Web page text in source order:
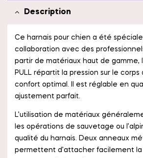
Description
Ce harnais pour chien a été
collaboration avec des
partir de matériaux haut de gamme,
PULL répartit la pression sur le corps
confort optimal. Il est réglable en
ajustement parfait.
L’utilisation de matériaux
les opérations de sauvetage ou
qualité du harnais. Deux anneaux
permettent d’attacher facilement la